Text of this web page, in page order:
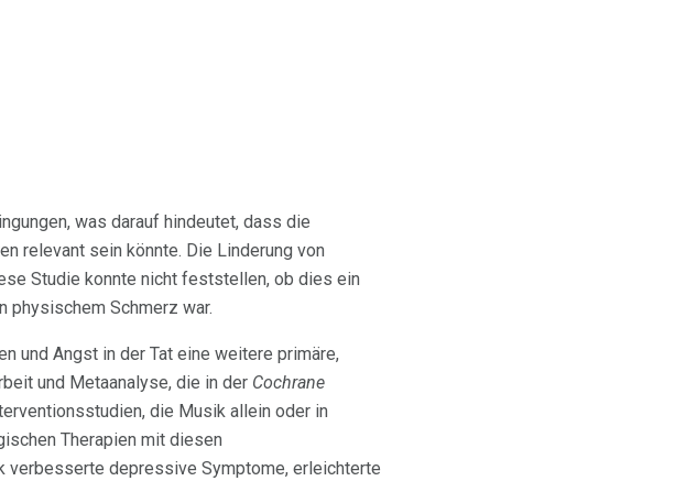
was darauf hindeutet, dass die
relevant sein könnte. Die Linderung von
Studie konnte nicht feststellen, ob dies ein
physischem Schmerz war.
und Angst in der Tat eine weitere primäre,
und Metaanalyse, die in der Cochrane
die Musik allein oder in
Therapien mit diesen
verbesserte depressive Symptome, erleichterte